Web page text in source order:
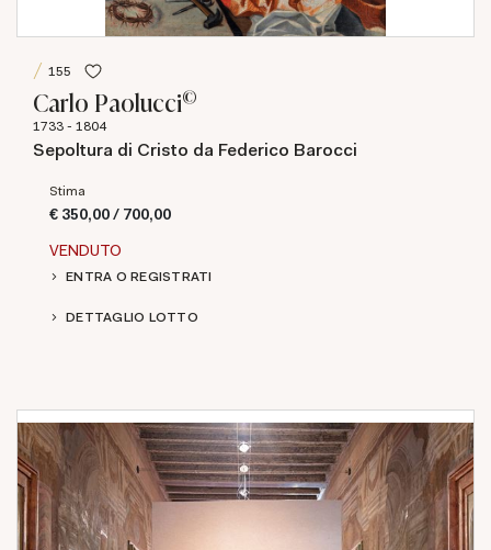
155
Carlo Paolucci©
1733 - 1804
Sepoltura di Cristo da Federico Barocci
Stima
€ 350,00 / 700,00
VENDUTO
ENTRA O REGISTRATI
DETTAGLIO LOTTO